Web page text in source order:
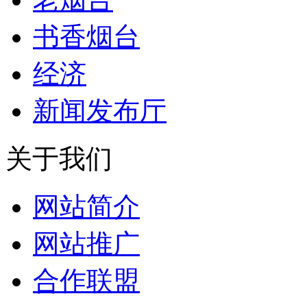
书香烟台
经济
新闻发布厅
关于我们
网站简介
网站推广
合作联盟